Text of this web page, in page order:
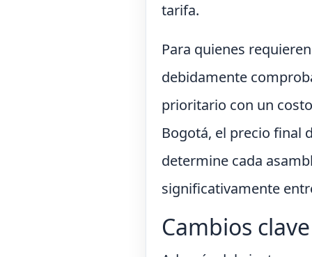
tarifa.
Para quienes
debidamente
prioritario con un
Bogotá, el precio final
determine cada
significativamente
Cambios